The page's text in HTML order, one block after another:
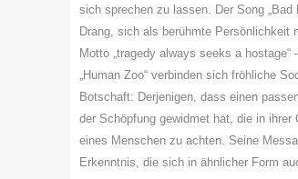
sich sprechen zu lassen. Der Song
Drang, sich als berühmte
Motto „tragedy always seeks a hostage“
„Human Zoo“ verbinden sich fröhliche
Botschaft: Derjenigen, dass einen
der Schöpfung gewidmet hat, die in
eines Menschen zu achten. Seine
Erkenntnis, die sich in ähnlicher Form